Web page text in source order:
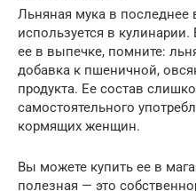
Льняная мука в последнее
используется в
ее в выпечке, помните:
добавка к пшеничной,
продукта. Ее состав
самостоятельного
кормящих женщин.
Вы можете купить ее в
полезная — это